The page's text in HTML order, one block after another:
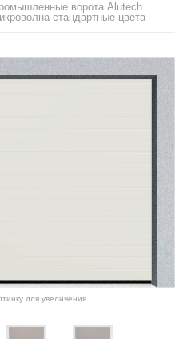
ворота Alutech
стандартные цвета
для увеличения